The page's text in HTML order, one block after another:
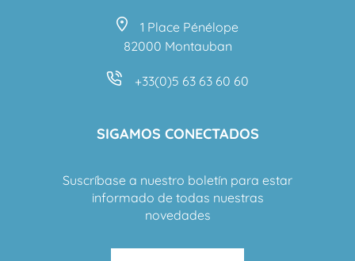
1 Place Pénélope
82000 Montauban
+33(0)5 63 63 60 60
SIGAMOS CONECTADOS
Suscríbase a nuestro boletín para estar
informado de todas nuestras
novedades